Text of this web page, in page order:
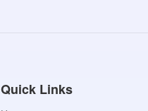
Quick Links